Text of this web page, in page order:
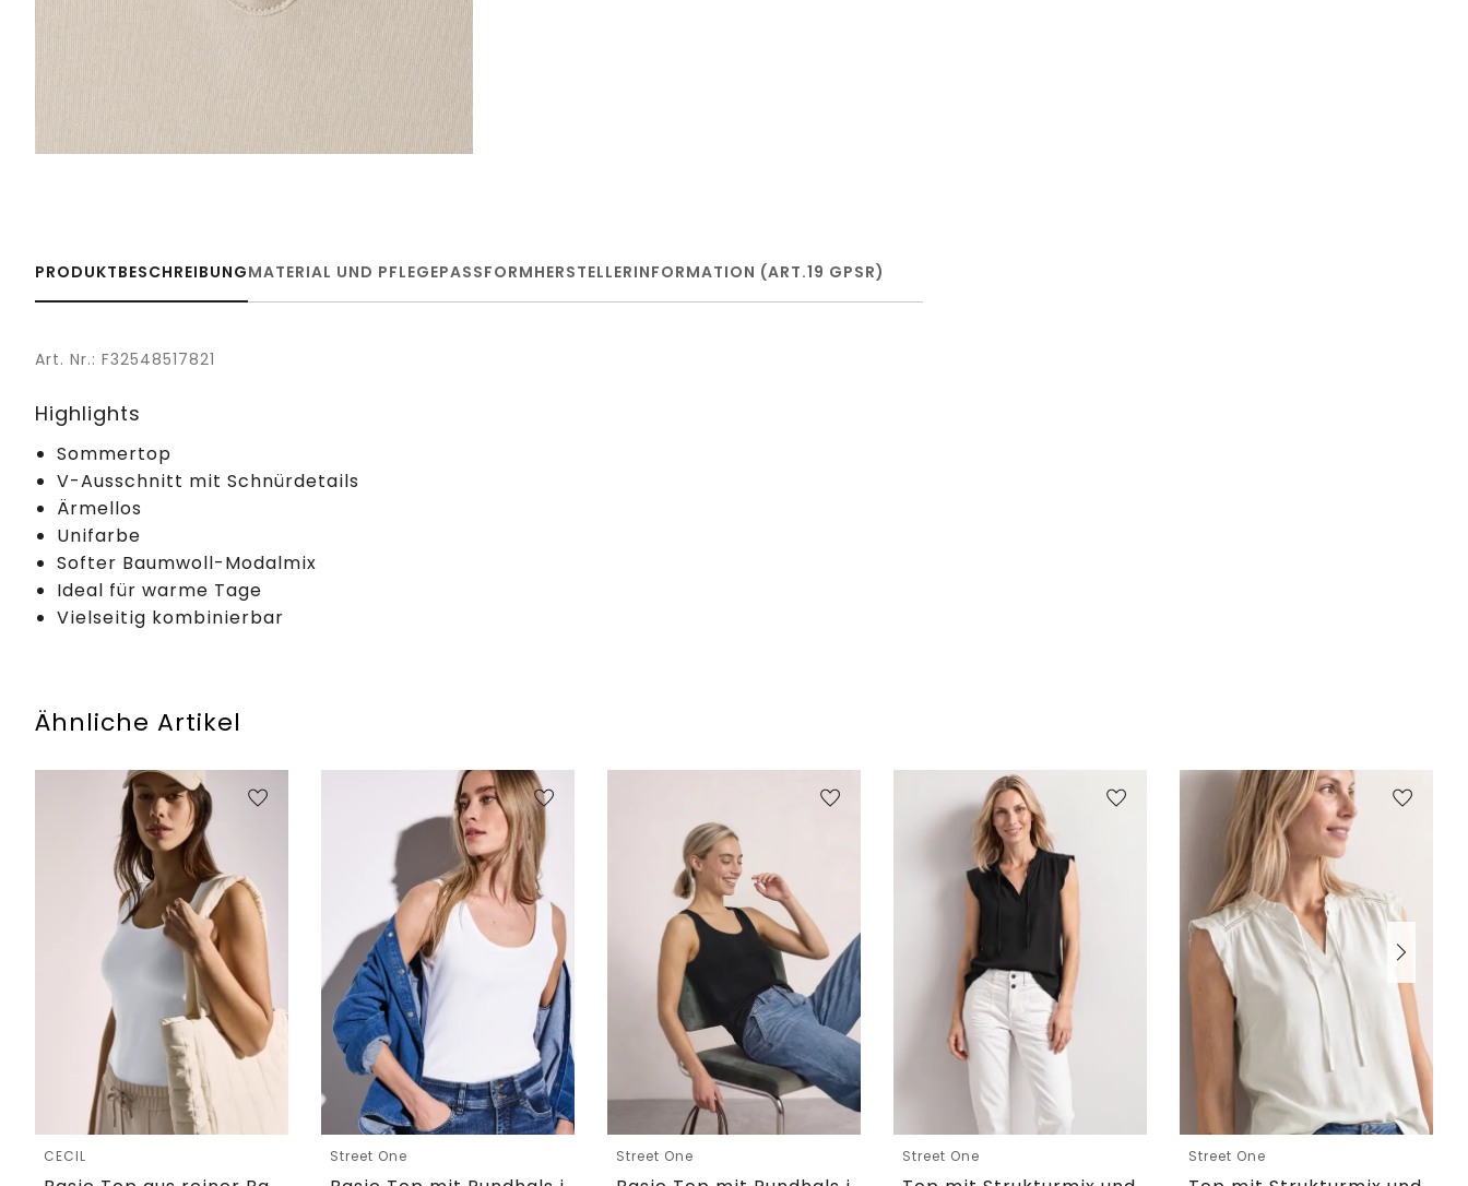
PRODUKTBESCHREIBUNGMATERIAL UND PFLEGEPASSFORMHERSTELLERINFORMATION (ART.19 GPSR)
Art. Nr.: F32548517821
Highlights
Sommertop
V-Ausschnitt mit Schnürdetails
Ärmellos
Unifarbe
Softer Baumwoll-Modalmix
Ideal für warme Tage
Vielseitig kombinierbar
Ähnliche Artikel
CECIL Street One Street One Street One Street One